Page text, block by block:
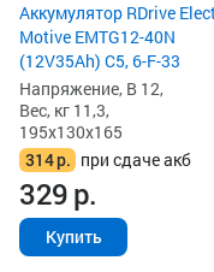
Аккумулятор RDrive
Motive EMTG12-40N
(12V35Ah) C5, 6-F-33
Напряжение, В 12,
Вес, кг 11,3,
195x130x165
314р. при сдаче акб
329р.
Купить